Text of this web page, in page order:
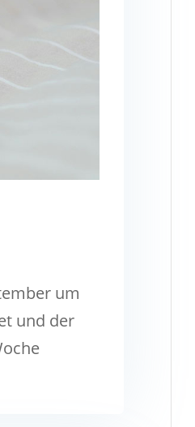
um
und der